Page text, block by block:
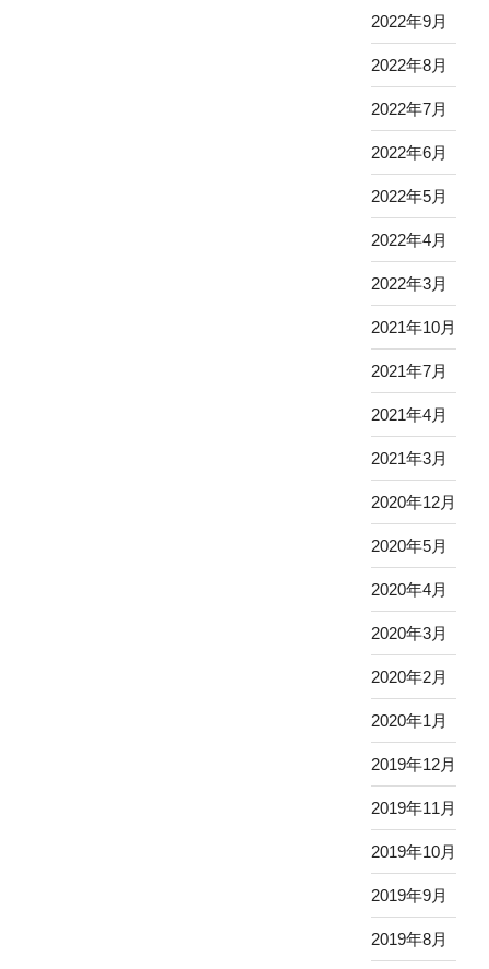
2022年9月
2022年8月
2022年7月
2022年6月
2022年5月
2022年4月
2022年3月
2021年10月
2021年7月
2021年4月
2021年3月
2020年12月
2020年5月
2020年4月
2020年3月
2020年2月
2020年1月
2019年12月
2019年11月
2019年10月
2019年9月
2019年8月